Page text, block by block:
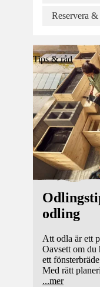
Reservera &
Tips & råd
odling
Att odla är ett
Oavsett om du
ett
Med rätt
...mer